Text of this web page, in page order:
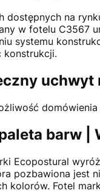
dostępnych na
w fotelu C3567
systemu
konstrukcji.
uchwyt
paleta barw
Ecopostural
pozbawiona jest
kolorów. Fotel